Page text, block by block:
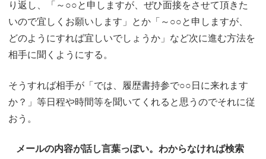
り返し、「～○○と申しますが、ぜひ面接をさせて頂きた
いので宜しくお願いします」とか「～○○と申しますが、
どのようにすれば宜しいでしょうか」など次に進む方法を
相手に聞くようにする。
そうすれば相手が「では、履歴書持参で○○日に来れます
か？」等日程や時間等を聞いてくれると思うのでそれに従
おう。
メールの内容が話し言葉っぽい。わからなければ検索